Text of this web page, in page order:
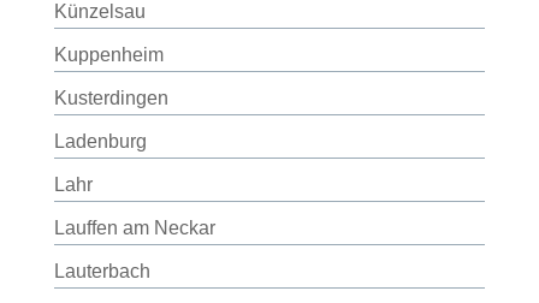
Künzelsau
Kuppenheim
Kusterdingen
Ladenburg
Lahr
Lauffen am Neckar
Lauterbach